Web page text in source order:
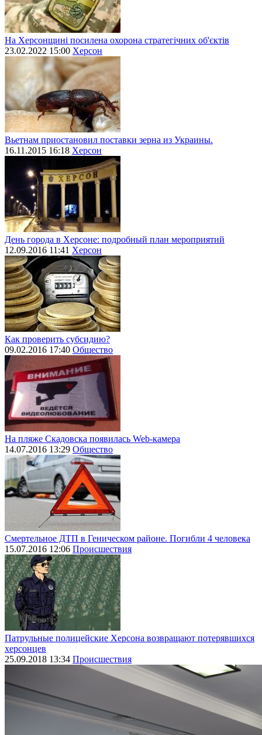
На Херсонщині посилена охорона стратегічних об'єктів
23.02.2022 15:00 Херсон
Вьетнам приостановил поставки зерна из Украины.
16.11.2015 16:18 Херсон
День города в Херсоне: подробный план мероприятий
12.09.2016 11:41 Херсон
Как проверить субсидию?
09.02.2016 17:40 Общество
На пляже Скадовска появилась Web-камера
14.07.2016 13:29 Общество
Смертельное ДТП в Геническом районе. Погибли 4 человека
15.07.2016 12:06 Происшествия
Патрульные полицейские Херсона возвращают потерявшихся
херсонцев
25.09.2018 13:34 Происшествия